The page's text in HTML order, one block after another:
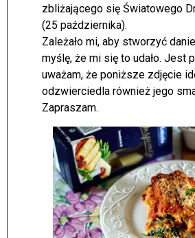
zbliżającego się Światowego
(25 października).
Zależało mi, aby stworzyć
myślę, że mi się to udało. Jest
uważam, że poniższe zdjęcie
odzwierciedla również jego
Zapraszam.